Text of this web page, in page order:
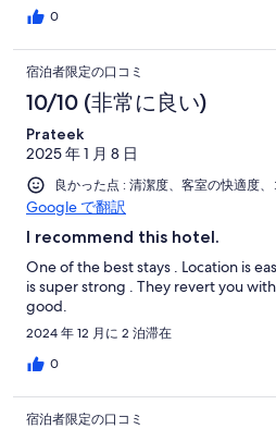
0
宿泊者限定の口コミ
10/10 (非常に良い)
Prateek
2025 年 1 月 8 日
良かった点 : 清潔度、客室の快適度
Google で翻訳
I recommend this hotel.
One of the best stays . Location is
is super strong . They revert you
good.
2024 年 12 月に 2 泊滞在
0
宿泊者限定の口コミ